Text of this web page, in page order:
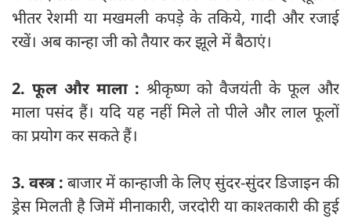
भीतर रेशमी या मखमली कपड़े के तकिये, गादी और रजाई
रखें। अब कान्हा जी को तैयार कर झूले में बैठाएं।
2. फूल और माला : श्रीकृष्ण को वैजयंती के फूल और
माला पसंद हैं। यदि यह नहीं मिले तो पीले और लाल फूलों
का प्रयोग कर सकते हैं।
3. वस्त्र : बाजार में कान्हाजी के लिए सुंदर-सुंदर डिजाइन की
ड्रेस मिलती है जिमें मीनाकारी, जरदोरी या काश्तकारी की हुई